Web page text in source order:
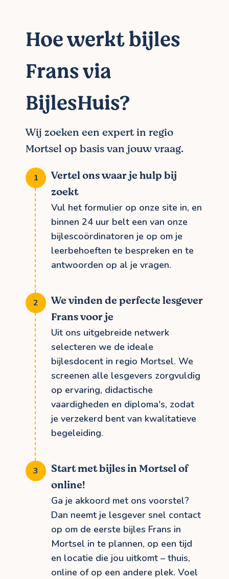
Hoe werkt bijles
Frans via
BijlesHuis?
Wij zoeken een expert in regio
Mortsel op basis van jouw vraag.
Vertel ons waar je hulp bij
zoekt
Vul het formulier op onze site in, en
binnen 24 uur belt een van onze
bijlescoördinatoren je op om je
leerbehoeften te bespreken en te
antwoorden op al je vragen.
We vinden de perfecte lesgever
Frans voor je
Uit ons uitgebreide netwerk
selecteren we de ideale
bijlesdocent in regio Mortsel. We
screenen alle lesgevers zorgvuldig
op ervaring, didactische
vaardigheden en diploma's, zodat
je verzekerd bent van kwalitatieve
begeleiding.
Start met bijles in Mortsel of
online!
Ga je akkoord met ons voorstel?
Dan neemt je lesgever snel contact
op om de eerste bijles Frans in
Mortsel in te plannen, op een tijd
en locatie die jou uitkomt – thuis,
online of op een andere plek. Voel